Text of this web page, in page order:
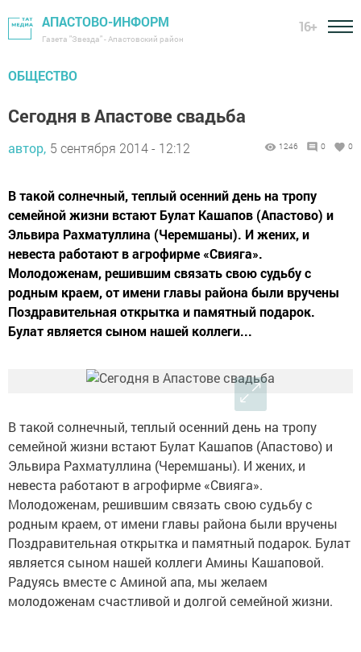
АПАСТОВО-ИНФОРМ
Газета "Звезда" - Апастовский район
16+
ОБЩЕСТВО
Сегодня в Апастове свадьба
автор, 5 сентября 2014 - 12:12 1246 0 0
В такой солнечный, теплый осенний день на тропу
семейной жизни встают Булат Кашапов (Апастово) и
Эльвира Рахматуллина (Черемшаны). И жених, и
невеста работают в агрофирме «Свияга».
Молодоженам, решившим связать свою судьбу с
родным краем, от имени главы района были вручены
Поздравительная открытка и памятный подарок.
Булат является сыном нашей коллеги...
В такой солнечный, теплый осенний день на тропу
семейной жизни встают Булат Кашапов (Апастово) и
Эльвира Рахматуллина (Черемшаны). И жених, и
невеста работают в агрофирме «Свияга».
Молодоженам, решившим связать свою судьбу с
родным краем, от имени главы района были вручены
Поздравительная открытка и памятный подарок. Булат
является сыном нашей коллеги Амины Кашаповой.
Радуясь вместе с Аминой апа, мы желаем
молодоженам счастливой и долгой семейной жизни.